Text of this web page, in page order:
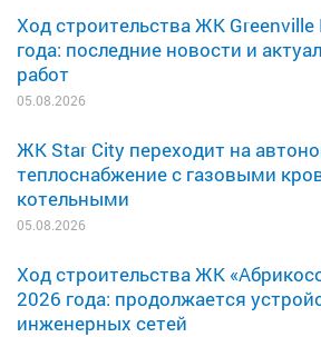
Ход строительства ЖК
года: последние новости и
работ
05.08.2026
ЖК Star City переходит на
теплоснабжение с газовыми
котельными
05.08.2026
Ход строительства ЖК
2026 года: продолжается
инженерных сетей